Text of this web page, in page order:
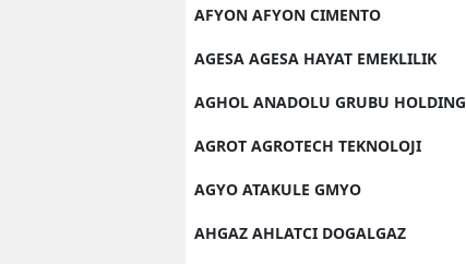
AFYON AFYON CIMENTO
AGESA AGESA HAYAT EMEKLILIK
AGHOL ANADOLU GRUBU HOLDING
AGROT AGROTECH TEKNOLOJI
AGYO ATAKULE GMYO
AHGAZ AHLATCI DOGALGAZ